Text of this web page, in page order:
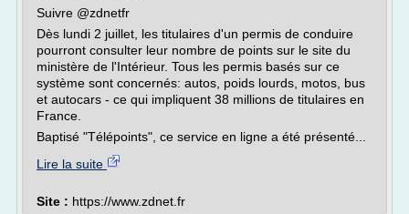
Suivre @zdnetfr
Dès lundi 2 juillet, les titulaires d'un permis de conduire
pourront consulter leur nombre de points sur le site du
ministère de l'Intérieur. Tous les permis basés sur ce
système sont concernés: autos, poids lourds, motos, bus
et autocars - ce qui impliquent 38 millions de titulaires en
France.
Baptisé "Télépoints", ce service en ligne a été présenté...
Lire la suite
Site : https://www.zdnet.fr